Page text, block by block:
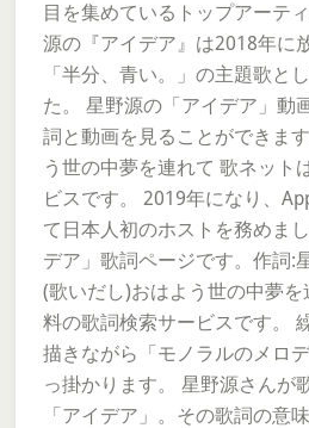
目を集めているトップアーテ
源の『アイデア』は2018年に
「半分、青い。」の主題歌と
た。 星野源の「アイデア」動
詞と動画を見ることができま
う世の中夢を連れて 歌ネット
ビスです。 2019年になり、
て日本人初のホストを務めま
デア」歌詞ページです。作詞:
(歌いだし)おはよう世の中夢
料の歌詞検索サービスです。
描きながら「モノラルのメロ
っ掛かります。 星野源さんが
「アイデア」。その歌詞の意